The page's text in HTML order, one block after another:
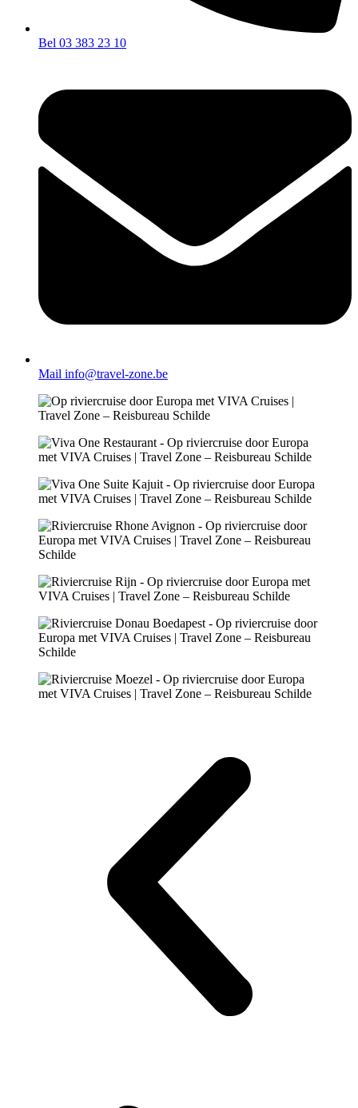
Bel 03 383 23 10
Mail info@travel-zone.be